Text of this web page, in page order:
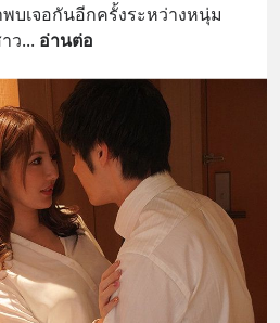
บเจอกันอีกครั้งระหว่างหนุ่ม
ว... อ่านต่อ